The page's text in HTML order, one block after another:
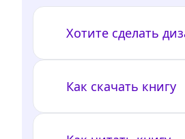
Хотите сделать
Как скачать книгу